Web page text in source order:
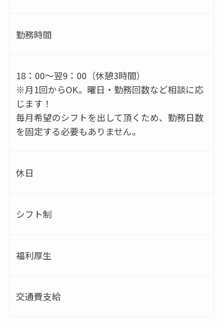
勤務時間
18：00～翌9：00（休憩3時間）
※月1回からOK。曜日・勤務回数など相談に応
じます！
毎月希望のシフトを出して頂くため、勤務日数
を固定する必要もありません。
休日
シフト制
福利厚生
交通費支給